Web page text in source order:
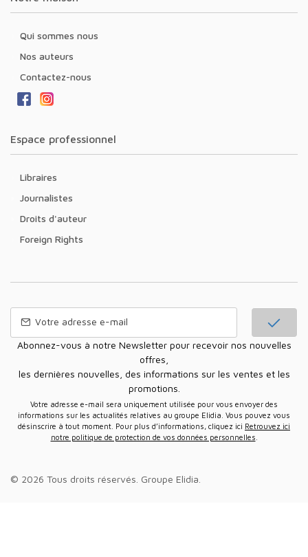
Qui sommes nous
Nos auteurs
Contactez-nous
Espace professionnel
Libraires
Journalistes
Droits d'auteur
Foreign Rights
Abonnez-vous à notre Newsletter pour recevoir nos nouvelles
offres,
les dernières nouvelles, des informations sur les ventes et les
promotions.
Votre adresse e-mail sera uniquement utilisée pour vous envoyer des
informations sur les actualités relatives au groupe Elidia. Vous pouvez vous
désinscrire à tout moment. Pour plus d’informations, cliquez ici Retrouvez ici
notre politique de protection de vos données personnelles
© 2026 Tous droits réservés. Groupe Elidia